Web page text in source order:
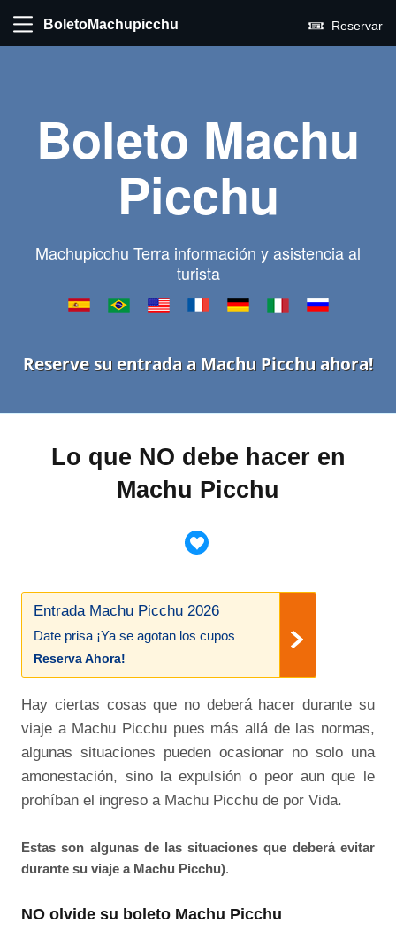
BoletoMachupicchu Reservar
Boleto Machu
Picchu
Machupicchu Terra información y asistencia al
turista
Reserve su entrada a Machu Picchu ahora!
Lo que NO debe hacer en
Machu Picchu
Entrada Machu Picchu 2026
Date prisa ¡Ya se agotan los cupos
Reserva Ahora!
Hay ciertas cosas que no deberá hacer durante su
viaje a Machu Picchu pues más allá de las normas,
algunas situaciones pueden ocasionar no solo una
amonestación, sino la expulsión o peor aun que le
prohíban el ingreso a Machu Picchu de por Vida.
Estas son algunas de las situaciones que deberá evitar
durante su viaje a Machu Picchu).
NO olvide su boleto Machu Picchu